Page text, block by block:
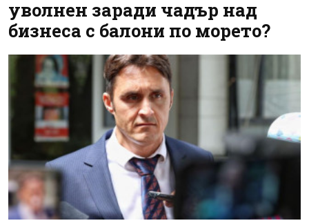
уволнен заради чадър над
бизнеса с балони по морето?